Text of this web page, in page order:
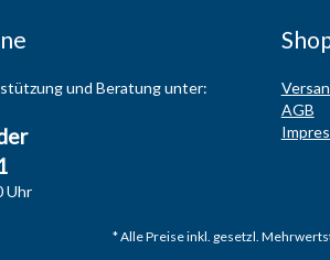
und Beratung unter:
Uhr
AGB
* Alle Preise inkl. gesetzl.